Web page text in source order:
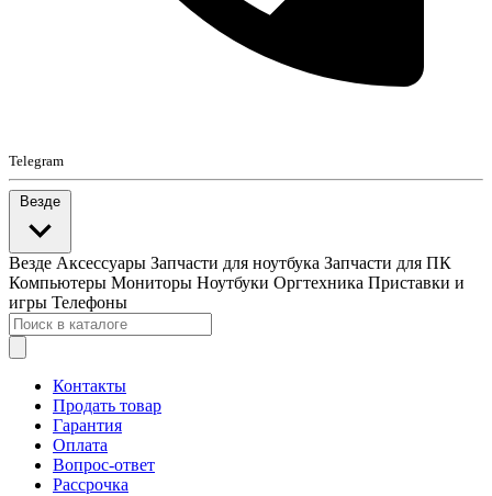
Telegram
Везде
Везде Аксессуары Запчасти для ноутбука Запчасти для ПК
Компьютеры Мониторы Ноутбуки Оргтехника Приставки и
игры Телефоны
Контакты
Продать товар
Гарантия
Оплата
Вопрос-ответ
Рассрочка